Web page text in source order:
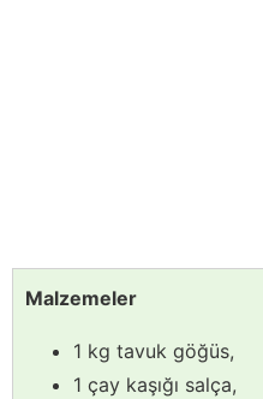
Malzemeler
1 kg tavuk göğüs,
1 çay kaşığı salça,